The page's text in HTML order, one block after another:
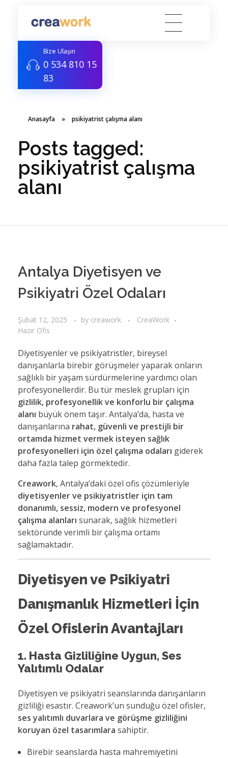
Creawork Antalya Coworking - Hazır ofis, Sanal Ofis
Bize Ulaşın
0 534 810 15
83
Anasayfa » psikiyatrist çalışma alanı
Posts tagged:
psikiyatrist çalışma
alanı
Antalya Diyetisyen ve
Psikiyatri Özel Odaları
Şubat 12, 2025 by creawork
CreaWork
Hazır Ofis
Diyetisyenler ve psikiyatristler, bireysel
danışanlarla birebir görüşmeler yaparak onların
sağlıklı bir yaşam sürdürmelerine yardımcı olan
profesyonellerdir. Bu tür meslek grupları için
gizlilik, profesyonellik ve konforlu bir çalışma
alanı büyük önem taşır. Antalya’da, hasta ve
danışanlarına rahat, güvenli ve prestijli bir
ortamda hizmet vermek isteyen sağlık
profesyonelleri için özel çalışma odaları giderek
daha fazla talep görmektedir.
Creawork, Antalya’daki özel ofis çözümleriyle
diyetisyenler ve psikiyatristler için tam
donanımlı, sessiz, modern ve profesyonel
çalışma alanları sunarak, sağlık hizmetleri
sektöründe verimli bir çalışma ortamı
sağlamaktadır.
Diyetisyen ve Psikiyatri
Danışmanlık Hizmetleri İçin
Özel Ofislerin Avantajları
1. Hasta Gizliliğine Uygun, Ses
Yalıtımlı Odalar
Diyetisyen ve psikiyatri seanslarında danışanların
gizliliği esastır. Creawork’un sunduğu özel ofisler,
ses yalıtımlı duvarlara ve görüşme gizliliğini
koruyan özel tasarımlara sahiptir.
Birebir seanslarda hasta mahremiyetini